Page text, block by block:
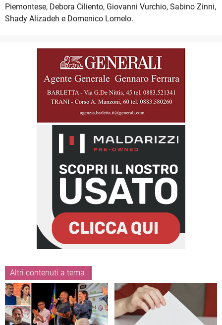
Piemontese, Debora Ciliento, Giovanni Vurchio, Sabino Zinni,
Shady Alizadeh e Domenico Lomelo.
Altri contenuti a tema